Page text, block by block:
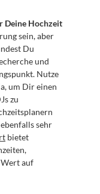
Deine Hochzeit
sein, aber
Du
und
Nutze
um Dir einen
zu
sehr
bietet
Wert auf